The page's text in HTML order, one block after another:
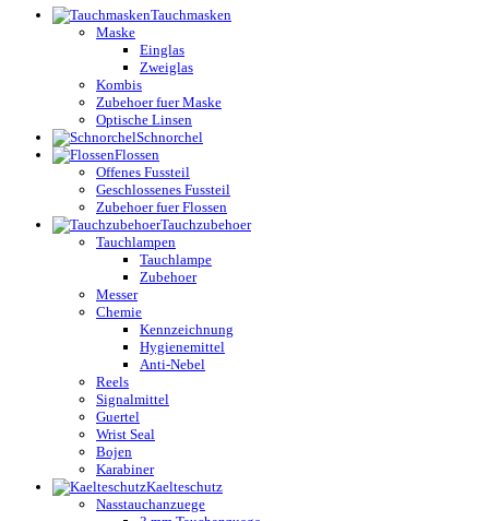
Tauchmasken
Maske
Einglas
Zweiglas
Kombis
Zubehoer fuer Maske
Optische Linsen
Schnorchel
Flossen
Offenes Fussteil
Geschlossenes Fussteil
Zubehoer fuer Flossen
Tauchzubehoer
Tauchlampen
Tauchlampe
Zubehoer
Messer
Chemie
Kennzeichnung
Hygienemittel
Anti-Nebel
Reels
Signalmittel
Guertel
Wrist Seal
Bojen
Karabiner
Kaelteschutz
Nasstauchanzuege